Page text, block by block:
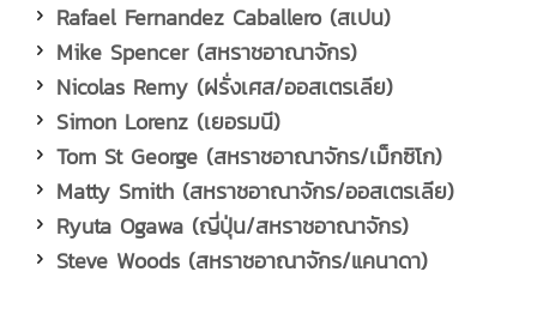
Rafael Fernandez Caballero (สเปน)
Mike Spencer (สหราชอาณาจักร)
Nicolas Remy (ฝรั่งเศส/ออสเตรเลีย)
Simon Lorenz (เยอรมนี)
Tom St George (สหราชอาณาจักร/เม็กซิโก)
Matty Smith (สหราชอาณาจักร/ออสเตรเลีย)
Ryuta Ogawa (ญี่ปุ่น/สหราชอาณาจักร)
Steve Woods (สหราชอาณาจักร/แคนาดา)